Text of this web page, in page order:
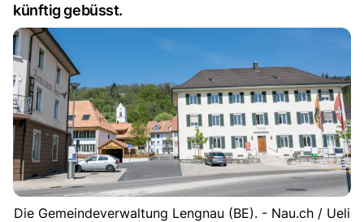
künftig gebüsst.
Die Gemeindeverwaltung Lengnau (BE). - Nau.ch / Ueli